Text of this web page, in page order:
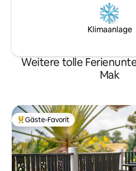
Klimaanlage
Weitere tolle
Mak
Beliebter Gäste-Favorit.
Gäste-Favorit